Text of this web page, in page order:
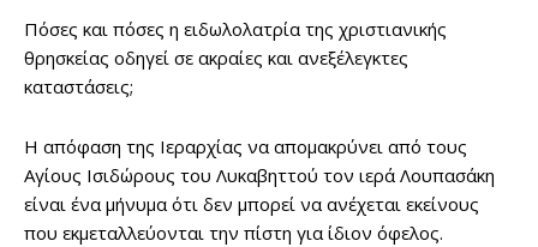
Πόσες και πόσες η ειδωλολατρία της χριστιανικής
θρησκείας οδηγεί σε ακραίες και ανεξέλεγκτες
καταστάσεις;
Η απόφαση της Ιεραρχίας να απομακρύνει από τους
Αγίους Ισιδώρους του Λυκαβηττού τον ιερά Λουπασάκη
είναι ένα μήνυμα ότι δεν μπορεί να ανέχεται εκείνους
που εκμεταλλεύονται την πίστη για ίδιον όφελος.